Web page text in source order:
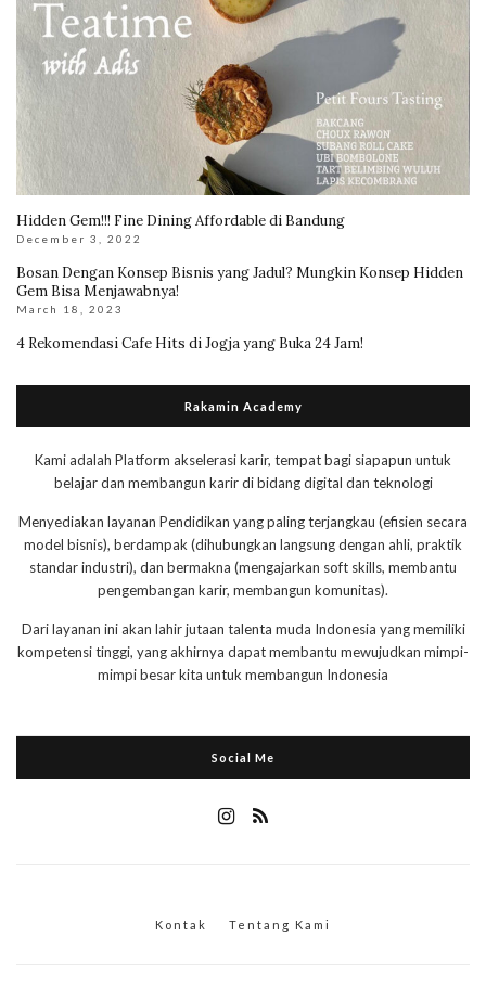
Hidden Gem!!! Fine Dining Affordable di Bandung
December 3, 2022
Bosan Dengan Konsep Bisnis yang Jadul? Mungkin Konsep Hidden
Gem Bisa Menjawabnya!
March 18, 2023
4 Rekomendasi Cafe Hits di Jogja yang Buka 24 Jam!
Rakamin Academy
Kami adalah Platform akselerasi karir, tempat bagi siapapun untuk
belajar dan membangun karir di bidang digital dan teknologi
Menyediakan layanan Pendidikan yang paling terjangkau (efisien secara
model bisnis), berdampak (dihubungkan langsung dengan ahli, praktik
standar industri), dan bermakna (mengajarkan soft skills, membantu
pengembangan karir, membangun komunitas).
Dari layanan ini akan lahir jutaan talenta muda Indonesia yang memiliki
kompetensi tinggi, yang akhirnya dapat membantu mewujudkan mimpi-
mimpi besar kita untuk membangun Indonesia
Social Me
Kontak Tentang Kami